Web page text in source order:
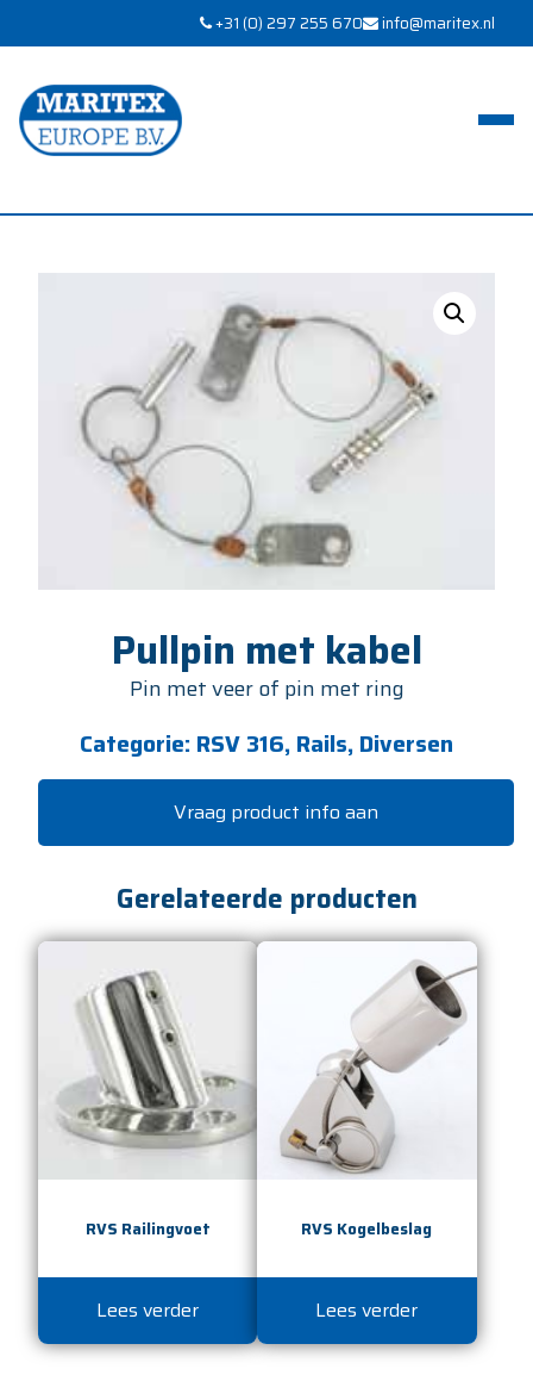
+31 (0) 297 255 670 info@maritex.nl
Pullpin met kabel
Pin met veer of pin met ring
Categorie: RSV 316, Rails, Diversen
Vraag product info aan
Gerelateerde producten
RVS Railingvoet
Lees verder
RVS Kogelbeslag
Lees verder